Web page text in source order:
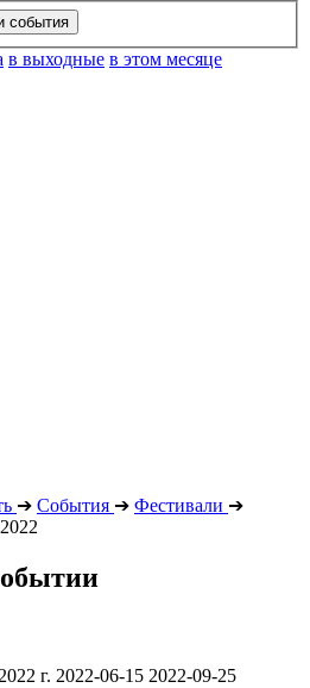
в выходные в этом месяце
➔ События ➔ Фестивали ➔
г. 2022-06-15 2022-09-25